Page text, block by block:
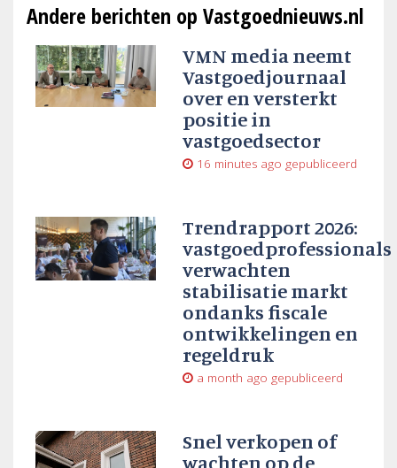
Andere berichten op Vastgoednieuws.nl
VMN media neemt
Vastgoedjournaal
over en versterkt
positie in
vastgoedsector
16 minutes ago gepubliceerd
Trendrapport 2026:
vastgoedprofessionals
verwachten
stabilisatie markt
ondanks fiscale
ontwikkelingen en
regeldruk
a month ago gepubliceerd
Snel verkopen of
wachten op de